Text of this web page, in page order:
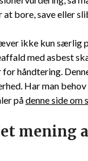
at bore, save eller
ikke kun
med asbest
håndtering.
Har man
pådenne side om
mening